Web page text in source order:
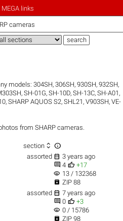
MEGA links
cameras
models:304SH,306SH,930SH,932SH,
,SH-01G,SH-10D,SH-13C,SH-A01 ,
,SHARP AQUOS S2,SHL21 ,V903SH,VE-
from SHARP cameras.
section  
assorted  3 years ago
 4  +17
visibility 13 / 132368
 ZIP 88
assorted  7 years ago
 0  +3
visibility 0 / 15786
 ZIP 98